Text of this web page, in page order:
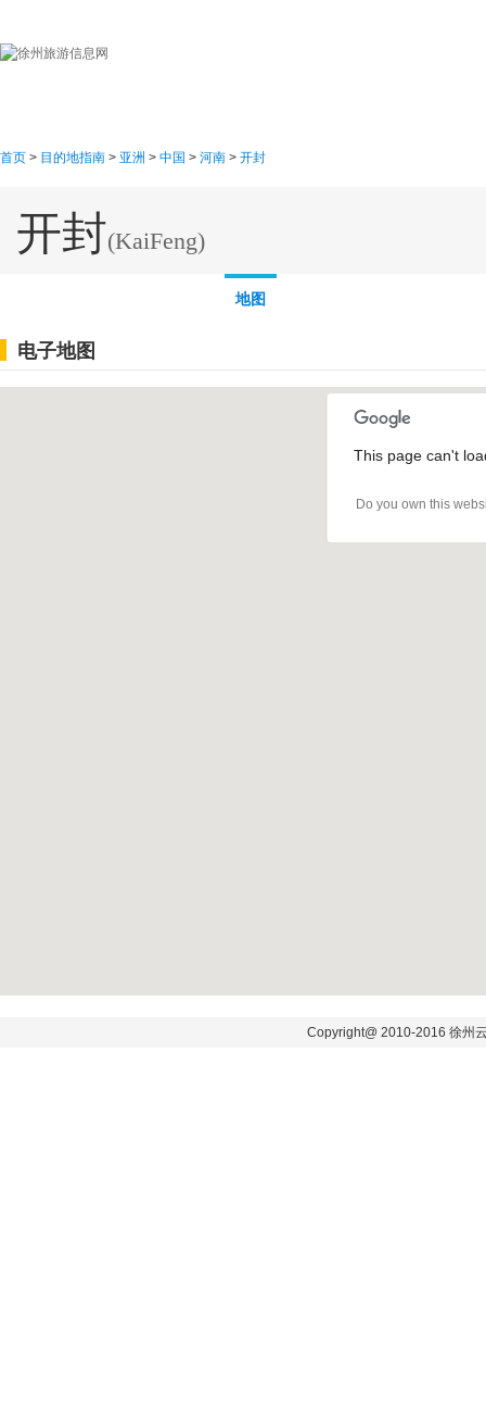
首页 > 目的地指南 > 亚洲 > 中国 > 河南 > 开封
开封(KaiFeng)
地图
电子地图
This page can't
Do you own this
Copyright@ 2010-2016 徐州